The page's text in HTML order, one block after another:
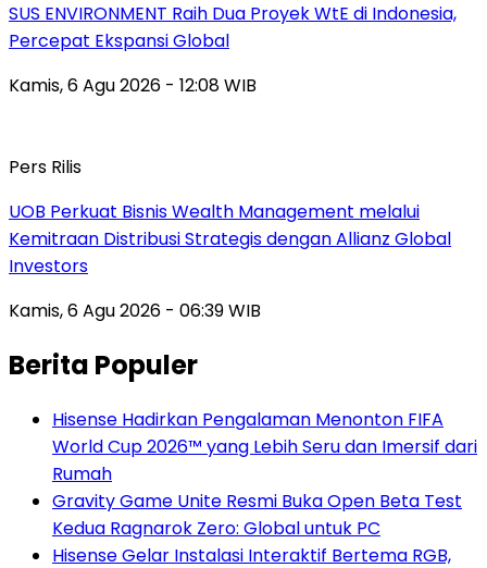
SUS ENVIRONMENT Raih Dua Proyek WtE di Indonesia,
Percepat Ekspansi Global
Kamis, 6 Agu 2026 - 12:08 WIB
Pers Rilis
UOB Perkuat Bisnis Wealth Management melalui
Kemitraan Distribusi Strategis dengan Allianz Global
Investors
Kamis, 6 Agu 2026 - 06:39 WIB
Berita Populer
Hisense Hadirkan Pengalaman Menonton FIFA
World Cup 2026™ yang Lebih Seru dan Imersif dari
Rumah
Gravity Game Unite Resmi Buka Open Beta Test
Kedua Ragnarok Zero: Global untuk PC
Hisense Gelar Instalasi Interaktif Bertema RGB,